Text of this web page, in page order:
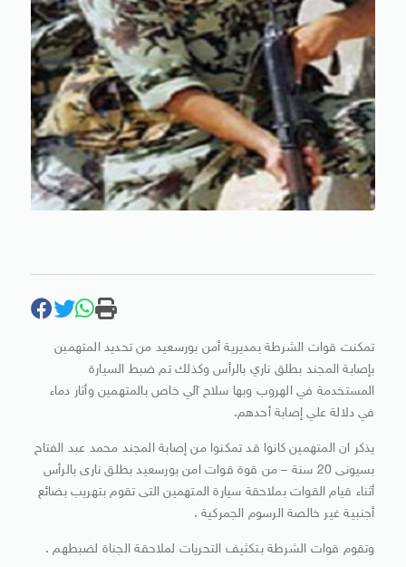
تمكنت قوات الشرطة بمديرية أمن بورسعيد من تحديد المتهمين
بإصابة المجند بطلق ناري بالرأس وكذلك تم ضبط السيارة
المستخدمة في الهروب وبها سلاح آلي خاص بالمتهمين وأثار دماء
في دلالة علي إصابة أحدهم.
يذكر ان المتهمين كانوا قد تمكنوا من إصابة المجند محمد عبد الفتاح
بسيونى 20 سنة – من قوة قوات امن بورسعيد بطلق نارى بالرأس
أثناء قيام القوات بملاحقة سيارة المتهمين التى تقوم بتهريب بضائع
أجنبية غير خالصة الرسوم الجمركية .
وتقوم قوات الشرطة بتكثيف التحريات لملاحقة الجناة لضبطهم .